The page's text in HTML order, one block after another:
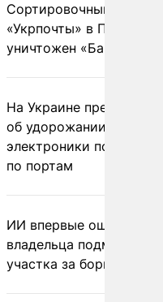
Сортировочный пункт
«Укрпочты» в
уничтожен
На Украине
об удорожании
электроники после
по портам
ИИ впервые
владельца
участка за борщевик